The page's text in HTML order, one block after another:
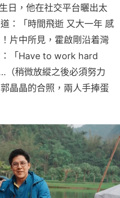
日，他在社交平台曬出太
：「時間飛逝 又大一年 感
片中所見，霍啟剛沿着灣
「Have to work hard
稍微放縱之後必須努力
晶晶的合照，兩人手捧蛋